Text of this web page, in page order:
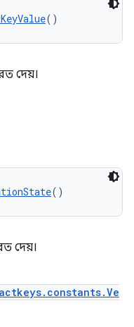
()
দেয়।
()
দেয়।